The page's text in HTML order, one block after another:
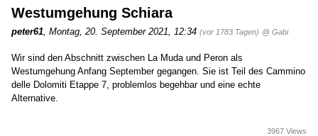
Westumgehung Schiara
peter61 Montag, 20. September 2021, 12:34 (vor 1783 Tagen) @ Gabi
Wir sind den Abschnitt zwischen La Muda und Peron als
Westumgehung Anfang September gegangen. Sie ist Teil des Cammino
delle Dolomiti Etappe 7, problemlos begehbar und eine echte
Alternative.
3967 Views